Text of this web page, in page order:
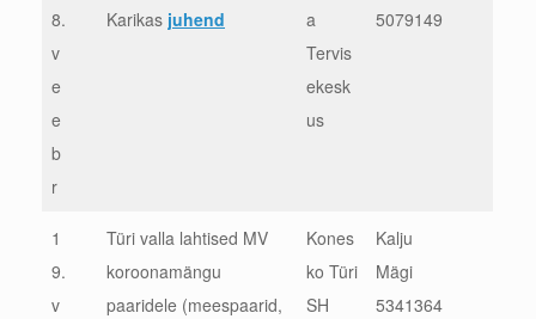
8.
v
e
e
b
r
Karikas juhend
a
Tervis
ekesk
us
5079149
1
9.
v
Türi valla lahtised MV
koroonamängu
paaridele (meespaarid,
Kones
ko Türi
SH
Kalju
Mägi
5341364